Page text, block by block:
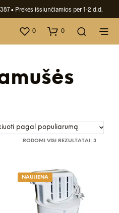
• Prekės išsiunčiamios per 1-2 d.d.
0 0
RODOMI VISI REZULTATAI: 3
NAUJIENA